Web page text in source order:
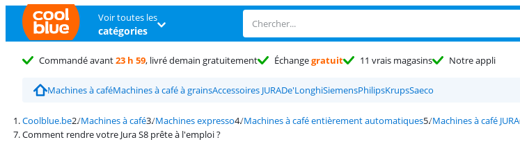
Voir toutes les
catégories
Commandé avant23 h 59, livré demain gratuitement Échangegratuit 11 vrais magasins Notre appli
Machines à caféMachines à café à grainsAccessoires JURADe'LonghiSiemensPhilipsKrupsSaeco
Coolblue.be Machines à café Machines expresso Machines à café entièrement automatiques Machines à café JURA
Comment rendre votre Jura S8 prête à l'emploi ?